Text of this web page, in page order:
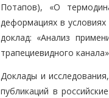
Потапов), «О
деформациях в
доклад: «Анализ
трапециевидного
Доклады и
публикаций в